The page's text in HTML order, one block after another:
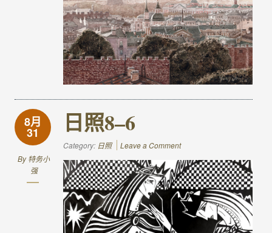
8月
31
By特务小
强
日照8–6
Category: 日照 Leave a Comment